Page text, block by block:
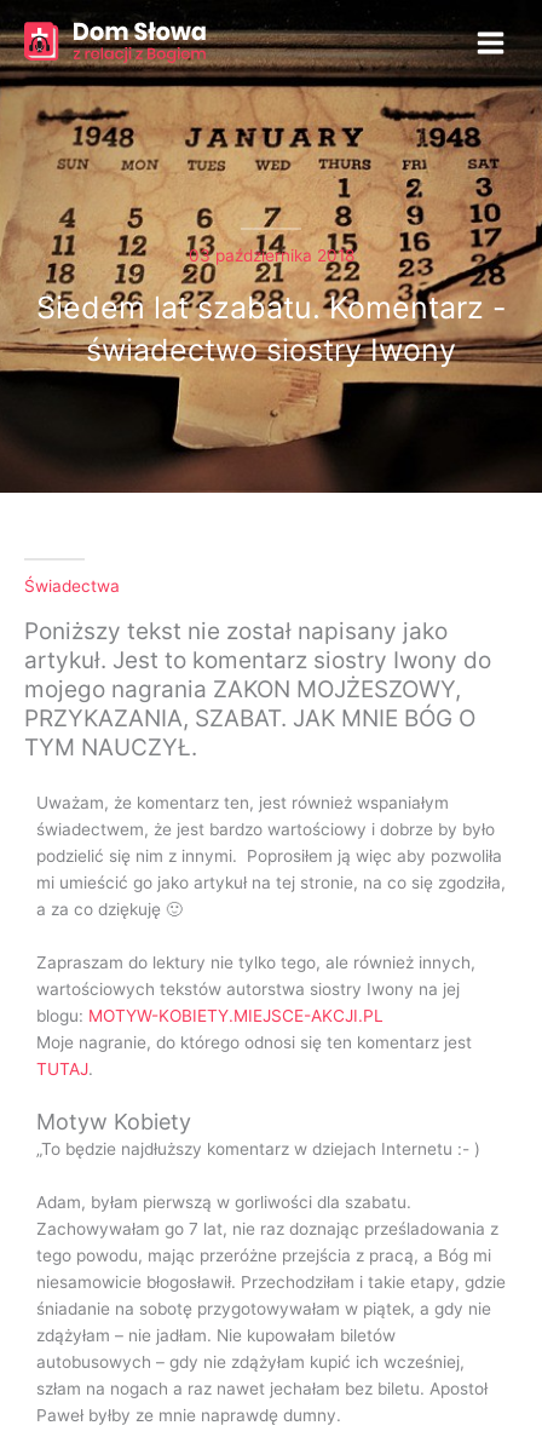
do
treści
03 października 2018
Siedem lat szabatu. Komentarz -
świadectwo siostry Iwony
Świadectwa
Poniższy tekst nie został napisany jako
artykuł. Jest to komentarz siostry Iwony do
mojego nagrania ZAKON MOJŻESZOWY,
PRZYKAZANIA, SZABAT. JAK MNIE BÓG O
TYM NAUCZYŁ.
Uważam, że komentarz ten, jest również wspaniałym
świadectwem, że jest bardzo wartościowy i dobrze by było
podzielić się nim z innymi. Poprosiłem ją więc aby pozwoliła
mi umieścić go jako artykuł na tej stronie, na co się zgodziła,
a za co dziękuję 🙂
Zapraszam do lektury nie tylko tego, ale również innych,
wartościowych tekstów autorstwa siostry Iwony na jej
blogu: MOTYW-KOBIETY.MIEJSCE-AKCJI.PL
Moje nagranie, do którego odnosi się ten komentarz jest
TUTAJ.
Motyw Kobiety
„To będzie najdłuższy komentarz w dziejach Internetu :- )
Adam, byłam pierwszą w gorliwości dla szabatu.
Zachowywałam go 7 lat, nie raz doznając prześladowania z
tego powodu, mając przeróżne przejścia z pracą, a Bóg mi
niesamowicie błogosławił. Przechodziłam i takie etapy, gdzie
śniadanie na sobotę przygotowywałam w piątek, a gdy nie
zdążyłam – nie jadłam. Nie kupowałam biletów
autobusowych – gdy nie zdążyłam kupić ich wcześniej,
szłam na nogach a raz nawet jechałam bez biletu. Apostoł
Paweł byłby ze mnie naprawdę dumny.